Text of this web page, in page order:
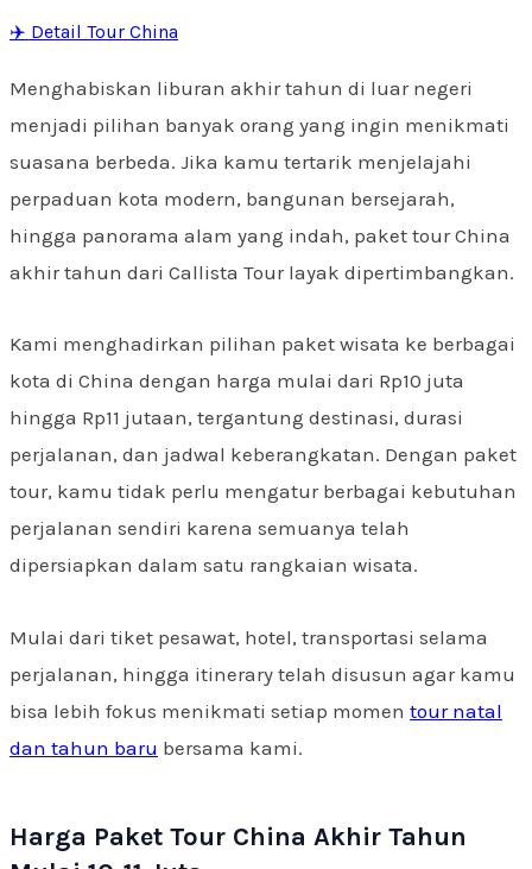
✈️ Detail Tour China
Menghabiskan liburan akhir tahun di luar negeri
menjadi pilihan banyak orang yang ingin menikmati
suasana berbeda. Jika kamu tertarik menjelajahi
perpaduan kota modern, bangunan bersejarah,
hingga panorama alam yang indah, paket tour China
akhir tahun dari Callista Tour layak dipertimbangkan.
Kami menghadirkan pilihan paket wisata ke berbagai
kota di China dengan harga mulai dari Rp10 juta
hingga Rp11 jutaan, tergantung destinasi, durasi
perjalanan, dan jadwal keberangkatan. Dengan paket
tour, kamu tidak perlu mengatur berbagai kebutuhan
perjalanan sendiri karena semuanya telah
dipersiapkan dalam satu rangkaian wisata.
Mulai dari tiket pesawat, hotel, transportasi selama
perjalanan, hingga itinerary telah disusun agar kamu
bisa lebih fokus menikmati setiap momen tour natal
dan tahun baru bersama kami.
Harga Paket Tour China Akhir Tahun